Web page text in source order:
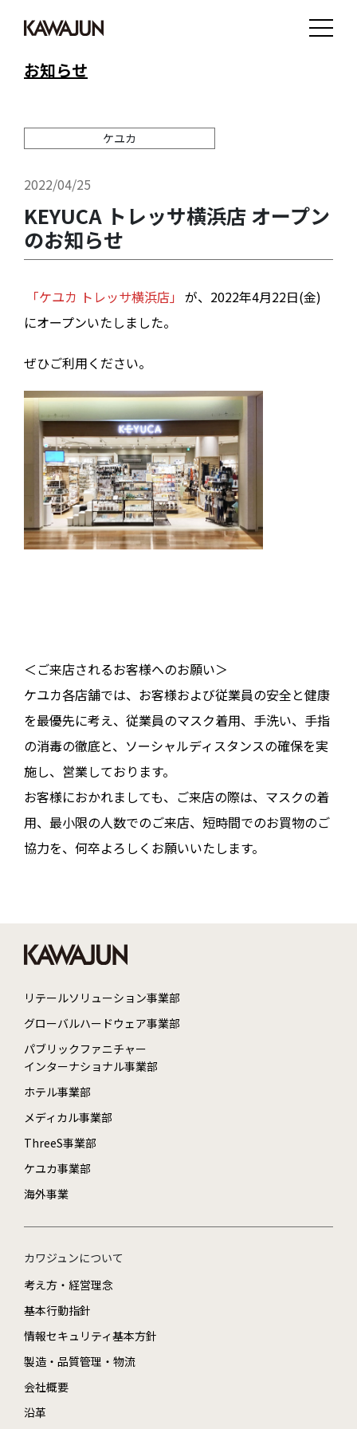
お知らせ
ケユカ
2022/04/25
KEYUCA トレッサ横浜店 オープン
のお知らせ
「ケユカ トレッサ横浜店」 が、2022年4月22日(金)
にオープンいたしました。
ぜひご利用ください。
＜ご来店されるお客様へのお願い＞
ケユカ各店舗では、お客様および従業員の安全と健康
を最優先に考え、従業員のマスク着用、手洗い、手指
の消毒の徹底と、ソーシャルディスタンスの確保を実
施し、営業しております。
お客様におかれましても、ご来店の際は、マスクの着
用、最小限の人数でのご来店、短時間でのお買物のご
協力を、何卒よろしくお願いいたします。
リテールソリューション事業部
グローバルハードウェア事業部
パブリックファニチャー
インターナショナル事業部
ホテル事業部
メディカル事業部
ThreeS事業部
ケユカ事業部
海外事業
カワジュンについて
考え方・経営理念
基本行動指針
情報セキュリティ基本方針
製造・品質管理・物流
会社概要
沿革